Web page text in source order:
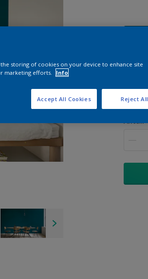
Antall
the storing of cookies on your device to enhance site
marketing efforts.
Info
Reject All
Accept All Cookies